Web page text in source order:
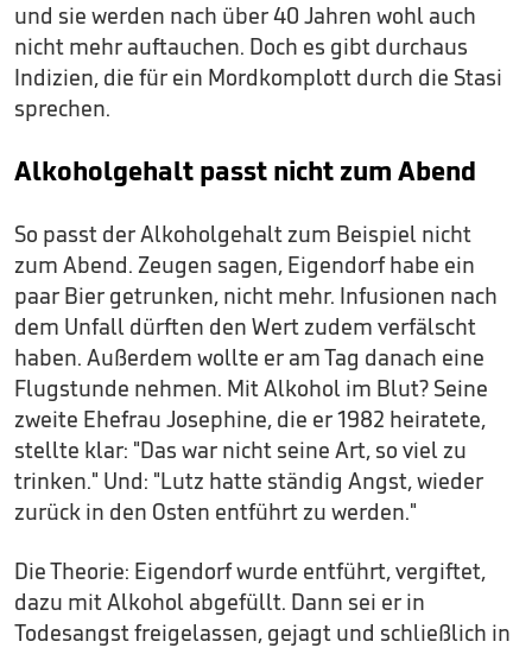
und sie werden nach über 40 Jahren wohl auch
nicht mehr auftauchen. Doch es gibt durchaus
Indizien, die für ein Mordkomplott durch die Stasi
sprechen.
Alkoholgehalt passt nicht zum Abend
So passt der Alkoholgehalt zum Beispiel nicht
zum Abend. Zeugen sagen, Eigendorf habe ein
paar Bier getrunken, nicht mehr. Infusionen nach
dem Unfall dürften den Wert zudem verfälscht
haben. Außerdem wollte er am Tag danach eine
Flugstunde nehmen. Mit Alkohol im Blut? Seine
zweite Ehefrau Josephine, die er 1982 heiratete,
stellte klar: "Das war nicht seine Art, so viel zu
trinken." Und: "Lutz hatte ständig Angst, wieder
zurück in den Osten entführt zu werden."
Die Theorie: Eigendorf wurde entführt, vergiftet,
dazu mit Alkohol abgefüllt. Dann sei er in
Todesangst freigelassen, gejagt und schließlich in